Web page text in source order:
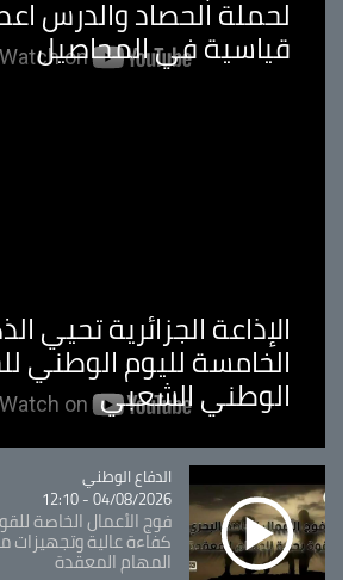
لحملة الحصاد والدرس
قياسية في المحاصيل
الإذاعة الجزائرية تحيي
الخامسة لليوم الوطني
الوطني الشعبي
Catégorie
الدفاع الوطني
04/08/2026 - 12:10
فوج الأعمال الخاصة
كفاءة عالية وتجهيزات
المهام المعقدة